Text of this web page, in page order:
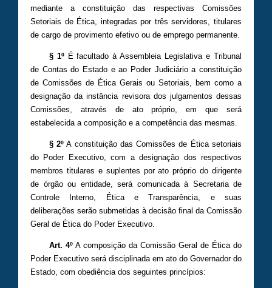
mediante a constituição das respectivas Comissões
Setoriais de Ética, integradas por três servidores, titulares
de cargo de provimento efetivo ou de emprego permanente.
§ 1ºÉ facultado à Assembleia Legislativa e Tribunal
de Contas do Estado e ao Poder Judiciário a constituição
de Comissões de Ética Gerais ou Setoriais, bem como a
designação da instância revisora dos julgamentos dessas
Comissões, através de ato próprio, em que será
estabelecida a composição e a competência das mesmas.
§ 2º A constituição das Comissões de Ética setoriais
do Poder Executivo, com a designação dos respectivos
membros titulares e suplentes por ato próprio do dirigente
de órgão ou entidade, será comunicada à Secretaria de
Controle Interno, Ética e Transparência, e suas
deliberações serão submetidas à decisão final da Comissão
Geral de Ética do Poder Executivo.
Art. 4ºA composição da Comissão Geral de Ética do
Poder Executivo será disciplinada em ato do Governador do
Estado, com obediência dos seguintes princípios: